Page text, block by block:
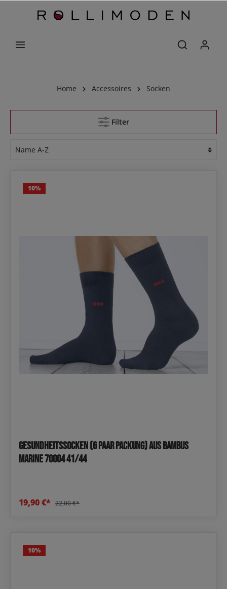
Home Accessoires Socken
Filter
10%
Gesundheitssocken (6 Paar Packung) aus Bambus
Marine 70004 41/44
19,90 €* 22,00 €*
10%